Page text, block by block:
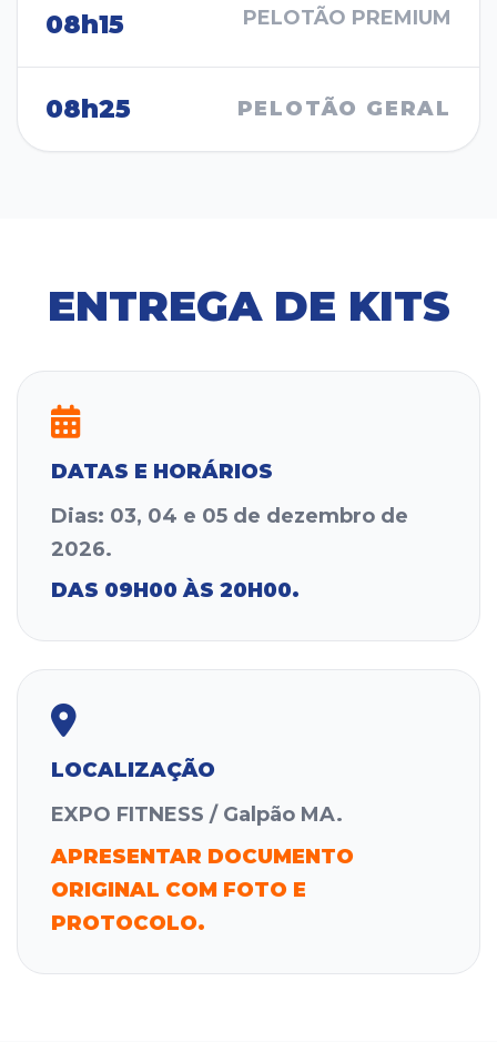
08h15 PELOTÃO PREMIUM
08h25 PELOTÃO GERAL
ENTREGA DE KITS
DATAS E HORÁRIOS
Dias: 03, 04 e 05 de dezembro de
2026.
DAS 09H00 ÀS 20H00.
LOCALIZAÇÃO
EXPO FITNESS / Galpão MA.
APRESENTAR DOCUMENTO
ORIGINAL COM FOTO E
PROTOCOLO.